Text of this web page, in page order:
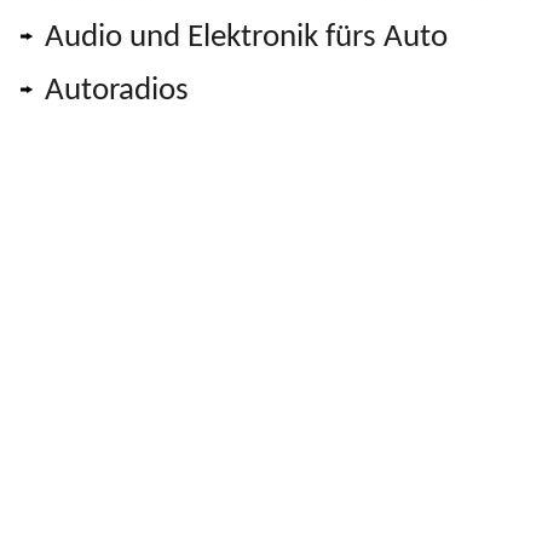
Audio und Elektronik fürs Auto
Autoradios